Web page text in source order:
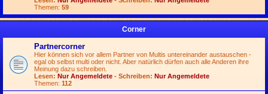
Themen: 59
Corner
Partnercorner
Hier können sich vor allem Partner von Multis untereinander austauschen -
egal ob selbst multi oder nicht. Aber natürlich dürfen auch alle Anderen ihre
Meinung dazu schreiben.
Lesen: Nur Angemeldete - Schreiben: Nur Angemeldete
Themen: 112